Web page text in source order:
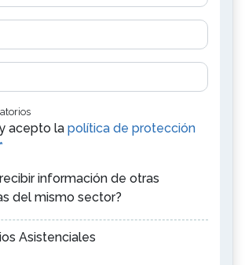
acepto la política de protección
información de otras
del mismo sector?
Asistenciales